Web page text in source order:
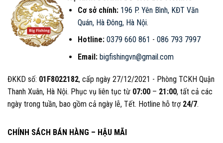
Cơ sở chính: 196 P. Yên Bình, KĐT Văn
Quán, Hà Đông, Hà Nội.
Hotline: 0379 660 861 - 086 793 7997
Email: bigfishingvn@gmail.com
ĐKKD số: 01F8022182, cấp ngày 27/12/2021 - Phòng TCKH Quận
Thanh Xuân, Hà Nội. Phục vụ liên tục từ 07:00 – 21:00, tất cả các
ngày trong tuần, bao gồm cả ngày lễ, Tết. Hotline hỗ trợ 24/7.
CHÍNH SÁCH BÁN HÀNG – HẬU MÃI